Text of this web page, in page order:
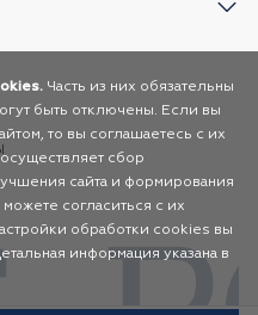
Часть из них обязательны
быть отключены. Если вы
то вы соглашаетесь с их
сбор
сайта и формирования
согласиться с их
обработки cookies вы
информация указана в